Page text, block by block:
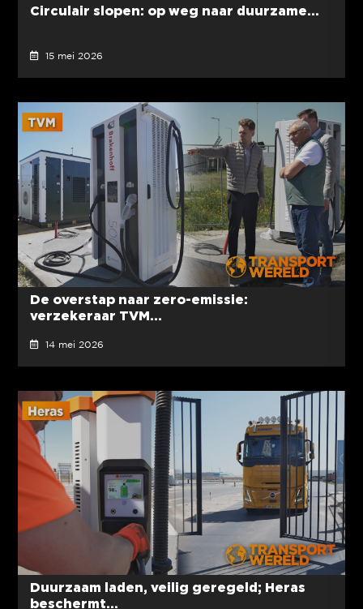
Circulair slopen: op weg naar duurzame...
15 mei 2026
De overstap naar zero-emissie:
verzekeraar TVM...
14 mei 2026
Duurzaam laden, veilig geregeld; Heras
beschermt...